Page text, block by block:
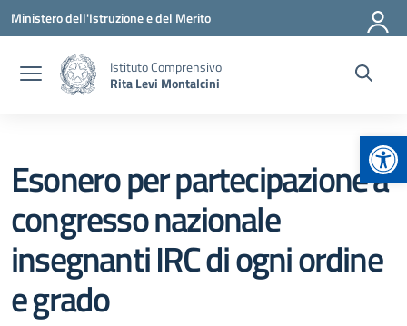
Vai ai contenuti
Vai al menu di navigazione
Vai al footer
Ministero dell'Istruzione e del Merito
Istituto Comprensivo
Rita Levi Montalcini
Esonero per partecipazione a
congresso nazionale
insegnanti IRC di ogni ordine
e grado